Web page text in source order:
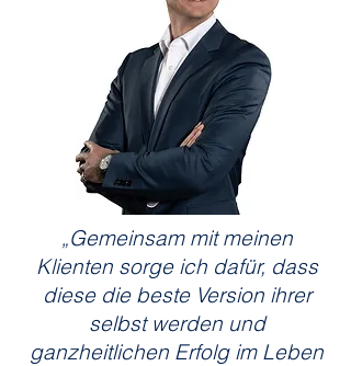
„Gemeinsam mit meinen
Klienten sorge ich dafür, dass
diese die beste Version ihrer
selbst werden und
ganzheitlichen Erfolg im Leben